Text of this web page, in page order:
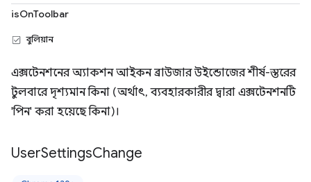
isOnToolbar
বুলিয়ান
এক্সটেনশনের অ্যাকশন আইকন ব্রাউজার উইন্ডোজের শীর্ষ-স্তরের
টুলবারে দৃশ্যমান কিনা (অর্থাৎ, ব্যবহারকারীর দ্বারা এক্সটেনশনটি
'পিন' করা হয়েছে কিনা)।
UserSettingsChange